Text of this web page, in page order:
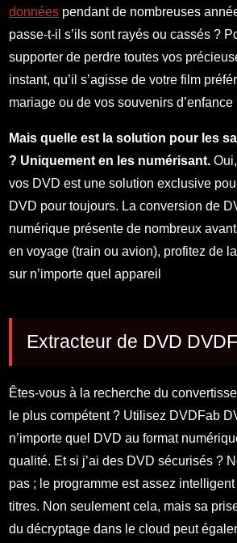
données pendant de nombreuses
passe-t-il s’ils sont rayés ou cassés ?
supporter de perdre toutes vos
instant, qu’il s’agisse de votre film
mariage ou de vos souvenirs d’enfance
Mais quelle est la solution pour les
? Uniquement en les numérisant.
vos DVD est une solution exclusive
DVD pour toujours. La conversion de
numérique présente de nombreux
en voyage (train ou avion), profitez de
sur n’importe quel appareil
Extracteur de DVD
Êtes-vous à la recherche du
le plus compétent ? Utilisez DVDFab
n’importe quel DVD au format
qualité. Et si j’ai des DVD sécurisés ?
pas ; le programme est assez
titres. Non seulement cela, mais sa
du décryptage dans le cloud peut